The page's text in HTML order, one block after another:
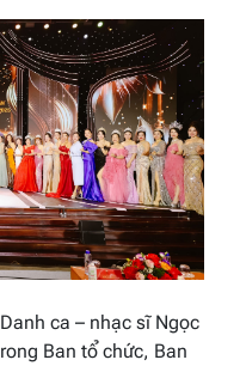
ca – nhạc sĩ Ngọc
Ban tổ chức, Ban